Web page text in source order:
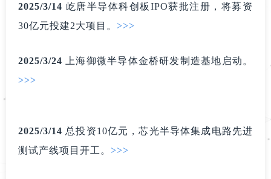
2025/3/14 屹唐半导体科创板IPO获批注册，将募资
30亿元投建2大项目。 >>>
2025/3/24 上海御微半导体金桥研发制造基地启动。
>>>
2025/3/14 总投资10亿元，芯光半导体集成电路先进
测试产线项目开工。 >>>